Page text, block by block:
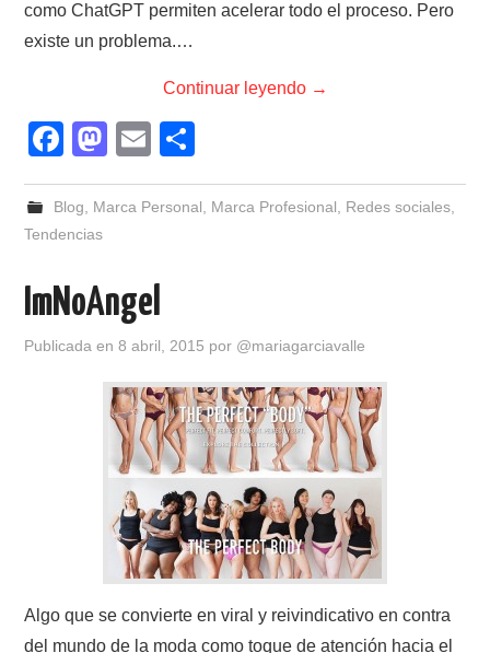
como ChatGPT permiten acelerar todo el proceso. Pero
existe un problema.…
Continuar leyendo →
F
a
c
e
b
o
o
M
a
st
o
n
E
m
ail
o
m
Blog Marca Personal Marca Profesional Redes sociales,
Tendencias
ImNoAngel
Publicada en8 abril, 2015 por @mariagarciavalle
Algo que se convierte en viral y reivindicativo en contra
del mundo de la moda como toque de atención hacia el